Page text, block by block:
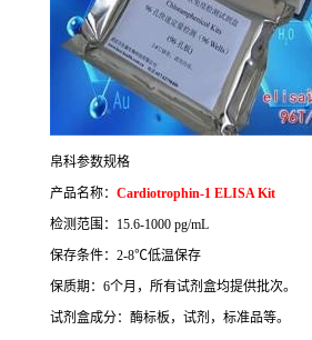
帛科参数规格
产品名称： Cardiotrophin-1 ELISA Kit
检测范围： 15.6-1000 pg/mL
保存条件： 2-8℃低温保存
保质期： 6个月，所有试剂盒均提供批次。
试剂盒成分：酶标板，试剂，标准品等。